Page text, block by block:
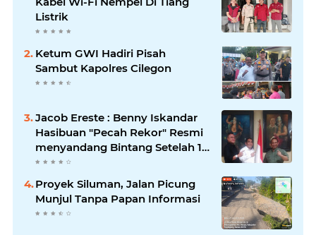
Listrik
Ketum GWI Hadiri Pisah
Sambut Kapolres Cilegon
Jacob Ereste : Benny Iskandar
Hasibuan "Pecah Rekor" Resmi
menyandang Bintang Setelah 14
Tahun Ngejokrok Berpangjat
Kombes
Proyek Siluman, Jalan Picung
Munjul Tanpa Papan Informasi